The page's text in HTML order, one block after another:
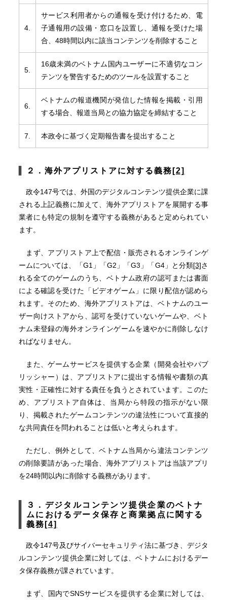
4.
サービス利用者からの通報を受け付けるため、電
子通報用の設備・窓口を設置し、通報を受けた場
合、48時間以内に該当コンテンツを削除すること
5.
16歳未満のベトナム国内ユーザーに不適切なコン
テンツを警告するためのツールを設置すること
6.
ベトナムの報道機関が発信した情報を掲載・引用
する場合、報道当局との協力協定を締結すること
7. 本政令に基づく定期報告書を提出すること
２．海外アプリストアに対する義務 [2]
政令147号では、外国のデジタルコンテンツ提供企業に課
される上記義務に加えて、海外アプリストアを展開する事
業者にも特定の規制を遵守する義務があると定められてい
ます。
まず、アプリストア上で配信・販売されるオンラインゲ
ームについては、「G1」「G2」「G3」「G4」と分類[3]さ
れる全てのゲームのうち、ベトナム政府の認可または書面
による確認を受けた「ビデオゲーム」に限り配信が認めら
れます。そのため、海外アプリストアは、ベトナムのユー
ザー向けストアから、認可を受けていないゲームや、ベト
ナム未登録の海外オンラインゲームを速やかに削除しなけ
ればなりません。
また、ゲームサービスを提供する企業（開発会社やパブ
リッシャー）は、アプリストアに提出する情報や書類の真
実性・正確性に対する責任を負うとされています。このた
め、アプリストア自体は、当局から特段の指示がない限
り、掲載されたゲームコンテンツの違法性について直接的
な共同責任を問われることは低いと考えられます。
ただし、例外として、ベトナム当局から違法コンテンツ
の削除要請があった場合、海外アプリストアは当該アプリ
を24時間以内に削除する義務があります。
３． デジタルコンテンツ提供企業のベトナ
ムにおけるデータ保存と商業拠点に関する
義務 [4]
政令147号及びサイバーセキュリティ法に基づき、デジタ
ルコンテンツ提供企業に対しては、ベトナムにおけるデー
タ保存義務が課されています。
まず、国内でSNSサービスを提供する企業に対しては、